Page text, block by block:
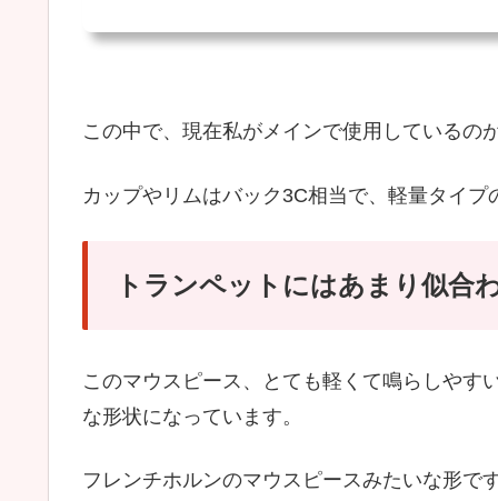
ため、試奏せず、全てネットで購入しています。よい子の皆さんは真似
この中で、現在私がメインで使用しているの
カップやリムはバック3C相当で、軽量タイプ
トランペットにはあまり似合
このマウスピース、とても軽くて鳴らしやす
な形状になっています。
フレンチホルンのマウスピースみたいな形で